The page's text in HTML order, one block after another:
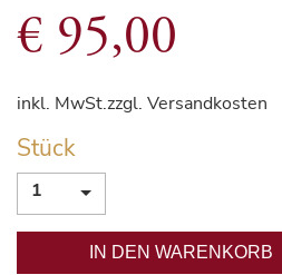
€ 95,00
inkl. MwSt.zzgl. Versandkosten
Stück
1
IN DEN WARENKORB